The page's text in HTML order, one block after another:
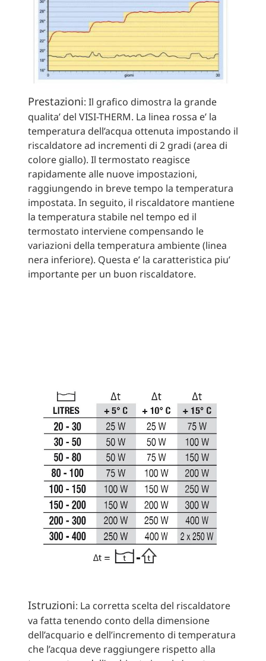
Prestazioni: Il grafico dimostra la grande
qualita’ del VISI-THERM. La linea rossa e’ la
temperatura dell’acqua ottenuta impostando il
riscaldatore ad incrementi di 2 gradi (area di
colore giallo). Il termostato reagisce
rapidamente alle nuove impostazioni,
raggiungendo in breve tempo la temperatura
impostata. In seguito, il riscaldatore mantiene
la temperatura stabile nel tempo ed il
termostato interviene compensando le
variazioni della temperatura ambiente (linea
nera inferiore). Questa e’ la caratteristica piu’
importante per un buon riscaldatore.
Istruzioni: La corretta scelta del riscaldatore
va fatta tenendo conto della dimensione
dell’acquario e dell’incremento di temperatura
che l’acqua deve raggiungere rispetto alla